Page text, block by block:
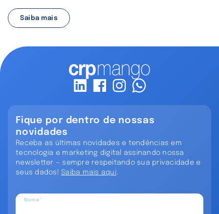
Saiba mais
Fique por dentro de nossas
novidades
Receba as últimas novidades e tendências em
tecnologia e marketing digital assinando nossa
newsletter — sempre respeitando sua privacidade e
seus dados! Saiba mais aqui.
Nome*